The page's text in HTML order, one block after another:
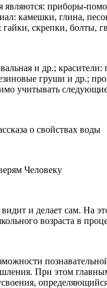
приборы-
камешки, глина,
скрепки, болты,
и др.;
груши и др.;
учитывать
о свойствах воды
Человеку
и делает сам. На
возраста в
При этом